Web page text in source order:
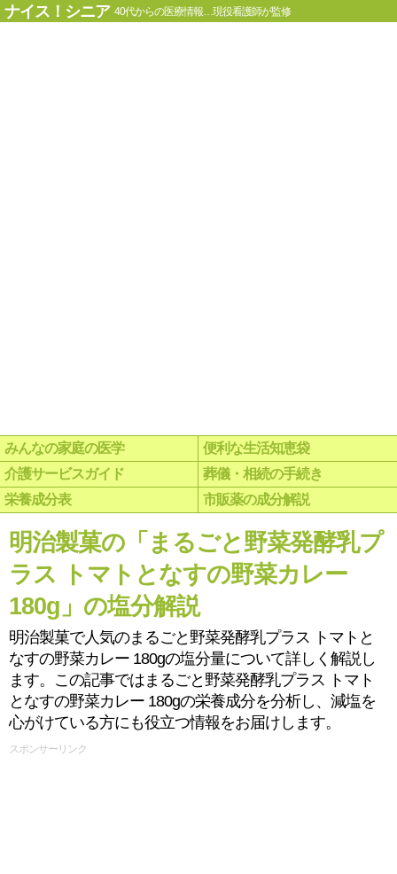
ナイス！シニア 40代からの医療情報…現役看護師が監修
みんなの家庭の医学
便利な生活知恵袋
介護サービスガイド
葬儀・相続の手続き
栄養成分表
市販薬の成分解説
明治製菓の「まるごと野菜発酵乳プ
ラス トマトとなすの野菜カレー
180g」の塩分解説
明治製菓で人気のまるごと野菜発酵乳プラス トマトと
なすの野菜カレー 180gの塩分量について詳しく解説し
ます。この記事ではまるごと野菜発酵乳プラス トマト
となすの野菜カレー 180gの栄養成分を分析し、減塩を
心がけている方にも役立つ情報をお届けします。
スポンサーリンク